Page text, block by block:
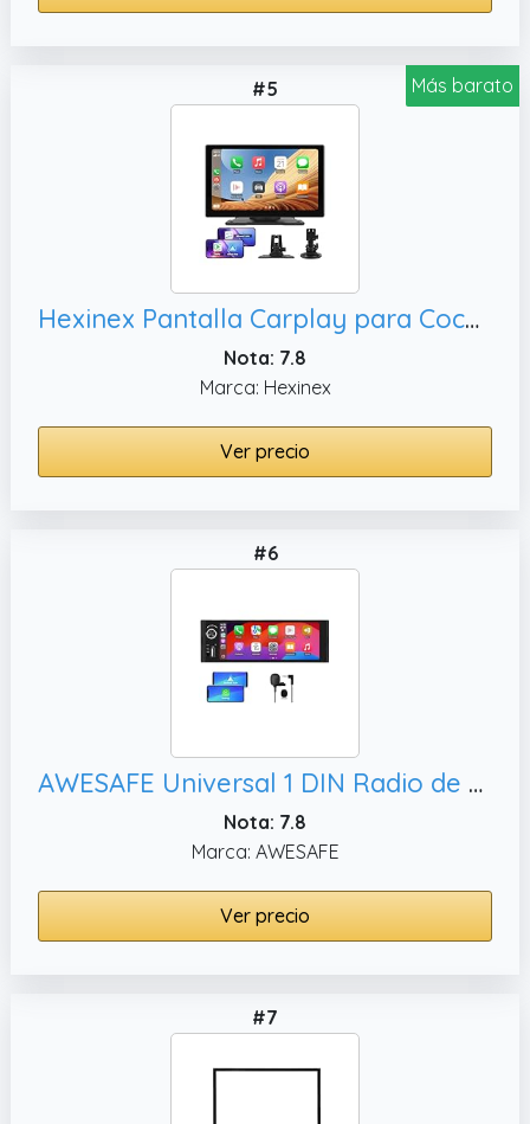
Más barato
#5
Hexinex Pantalla Carplay para Coche con CarPlay/Android Auto Inalámbrico, Negra
Nota: 7.8
Marca: Hexinex
Ver precio
#6
AWESAFE Universal 1 DIN Radio de Coche con Pantalla Táctil 6.36 Pulgadas, con CarPlay/AndroidAuto/Admite Carga Type-C/USB/Micrófono/FM/EQ/WiFi/GPS/Bluetooth/USB/SWC
Nota: 7.8
Marca: AWESAFE
Ver precio
#7